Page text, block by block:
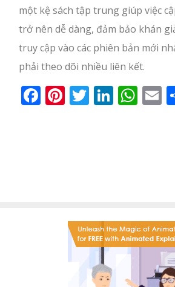
một kệ sách tập trung giúp việc
trở nên dễ dàng, đảm bảo khán
truy cập vào các phiên bản mới
phải theo dõi nhiều liên kết.
Facebook
Pinterest
Twitter